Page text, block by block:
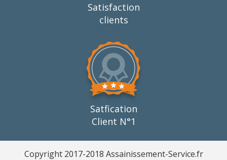
Satisfaction
clients
Satfication
Client N°1
Copyright 2017-2018 Assainissement-Service.fr